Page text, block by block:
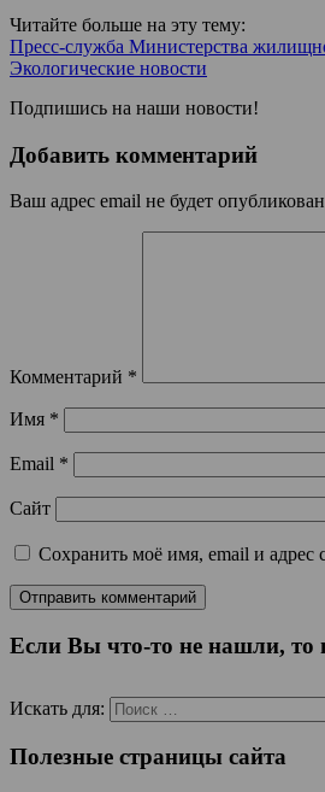
Читайте больше на эту тему:
Пресс-служба Министерства
Экологические новости
Подпишись на наши новости!
Добавить комментарий
Ваш адрес email не будет
Комментарий *
Имя *
Email *
Сайт
Сохранить моё имя, email и адрес
Если Вы что-то не нашли, то
Искать для:
Полезные страницы сайта